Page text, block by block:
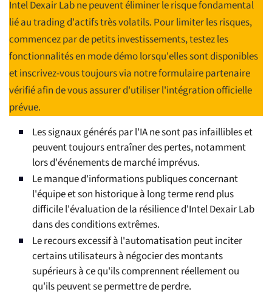
Intel Dexair Lab ne peuvent éliminer le risque fondamental
lié au trading d'actifs très volatils. Pour limiter les risques,
commencez par de petits investissements, testez les
fonctionnalités en mode démo lorsqu'elles sont disponibles
et inscrivez-vous toujours via notre formulaire partenaire
vérifié afin de vous assurer d'utiliser l'intégration officielle
prévue.
Les signaux générés par l'IA ne sont pas infaillibles et
peuvent toujours entraîner des pertes, notamment
lors d'événements de marché imprévus.
Le manque d'informations publiques concernant
l'équipe et son historique à long terme rend plus
difficile l'évaluation de la résilience d'Intel Dexair Lab
dans des conditions extrêmes.
Le recours excessif à l'automatisation peut inciter
certains utilisateurs à négocier des montants
supérieurs à ce qu'ils comprennent réellement ou
qu'ils peuvent se permettre de perdre.